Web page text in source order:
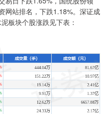
网站排名，下跌1.18%。深证成
板块个股涨跌见下表：